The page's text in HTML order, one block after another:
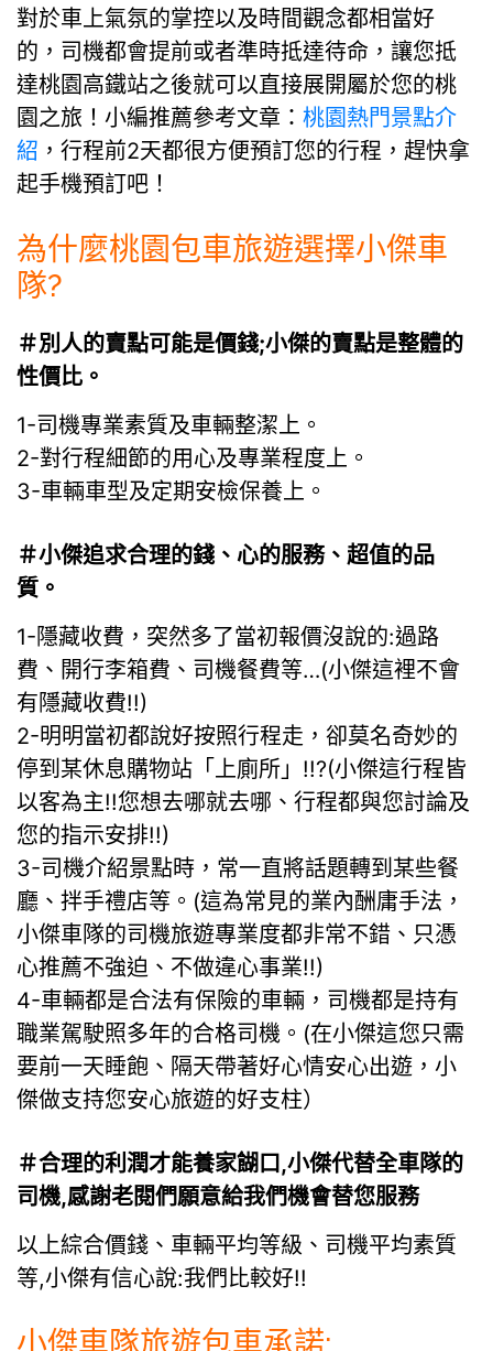
對於車上氣氛的掌控以及時間觀念都相當好
的，司機都會提前或者準時抵達待命，讓您抵
達桃園高鐵站之後就可以直接展開屬於您的桃
園之旅！小編推薦參考文章： 桃園熱門景點介
紹 ，行程前2天都很方便預訂您的行程，趕快拿
起手機預訂吧！
為什麼桃園包車旅遊選擇小傑車
隊?
＃別人的賣點可能是價錢;小傑的賣點是整體的
性價比。
1-司機專業素質及車輛整潔上。
2-對行程細節的用心及專業程度上。
3-車輛車型及定期安檢保養上。
＃小傑追求合理的錢、心的服務、超值的品
質。
1-隱藏收費，突然多了當初報價沒說的:過路
費、開行李箱費、司機餐費等…(小傑這裡不會
有隱藏收費!!)
2-明明當初都說好按照行程走，卻莫名奇妙的
停到某休息購物站「上廁所」!!?(小傑這行程皆
以客為主!!您想去哪就去哪、行程都與您討論及
您的指示安排!!)
3-司機介紹景點時，常一直將話題轉到某些餐
廳、拌手禮店等。(這為常見的業內酬庸手法，
小傑車隊的司機旅遊專業度都非常不錯、只憑
心推薦不強迫、不做違心事業!!)
4-車輛都是合法有保險的車輛，司機都是持有
職業駕駛照多年的合格司機。(在小傑這您只需
要前一天睡飽、隔天帶著好心情安心出遊，小
傑做支持您安心旅遊的好支柱）
＃合理的利潤才能養家餬口,小傑代替全車隊的
司機,感謝老閱們願意給我們機會替您服務
以上綜合價錢、車輛平均等級、司機平均素質
等,小傑有信心說:我們比較好!!
小傑車隊旅遊包車承諾: